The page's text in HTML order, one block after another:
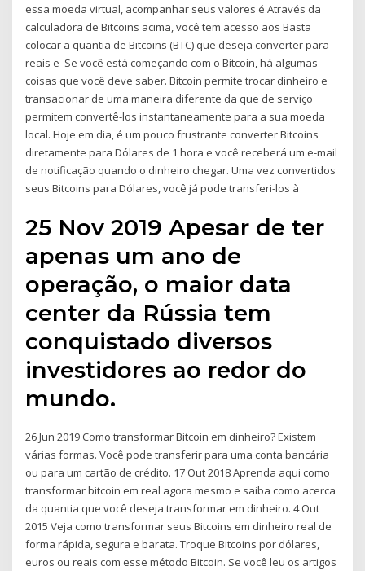
essa moeda virtual, acompanhar seus valores é Através da
calculadora de Bitcoins acima, você tem acesso aos Basta
colocar a quantia de Bitcoins (BTC) que deseja converter para
reais e Se você está começando com o Bitcoin, há algumas
coisas que você deve saber. Bitcoin permite trocar dinheiro e
transacionar de uma maneira diferente da que de serviço
permitem convertê-los instantaneamente para a sua moeda
local. Hoje em dia, é um pouco frustrante converter Bitcoins
diretamente para Dólares de 1 hora e você receberá um e-mail
de notificação quando o dinheiro chegar. Uma vez convertidos
seus Bitcoins para Dólares, você já pode transferi-los à
25 Nov 2019 Apesar de ter
apenas um ano de
operação, o maior data
center da Rússia tem
conquistado diversos
investidores ao redor do
mundo.
26 Jun 2019 Como transformar Bitcoin em dinheiro? Existem
várias formas. Você pode transferir para uma conta bancária
ou para um cartão de crédito. 17 Out 2018 Aprenda aqui como
transformar bitcoin em real agora mesmo e saiba como acerca
da quantia que você deseja transformar em dinheiro. 4 Out
2015 Veja como transformar seus Bitcoins em dinheiro real de
forma rápida, segura e barata. Troque Bitcoins por dólares,
euros ou reais com esse método Bitcoin. Se você leu os artigos